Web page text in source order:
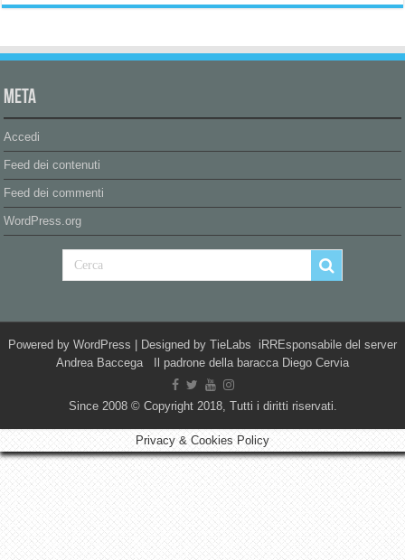
Meta
Accedi
Feed dei contenuti
Feed dei commenti
WordPress.org
Powered by WordPress | Designed by TieLabs iRREsponsabile del server
Andrea Baccega Il padrone della baracca Diego Cervia
Since 2008 © Copyright 2018, Tutti i diritti riservati.
Privacy & Cookies Policy